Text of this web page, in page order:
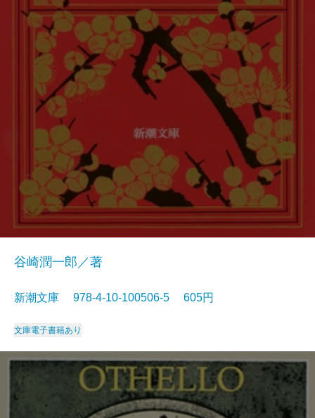
谷崎潤一郎／著
新潮文庫 978-4-10-100506-5 605円
文庫電子書籍あり